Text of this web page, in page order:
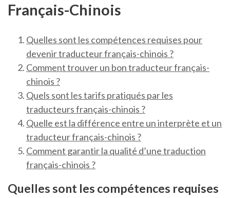
Français-Chinois
Quelles sont les compétences requises pour
devenir traducteur français-chinois ?
Comment trouver un bon traducteur français-
chinois ?
Quels sont les tarifs pratiqués par les
traducteurs français-chinois ?
Quelle est la différence entre un interprète et un
traducteur français-chinois ?
Comment garantir la qualité d’une traduction
français-chinois ?
Quelles sont les compétences requises